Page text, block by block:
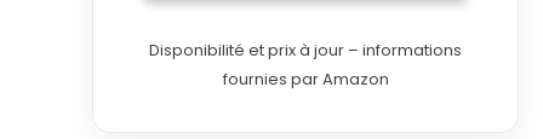
mousse lavable à la main
Disponibilité et prix à jour – informations
fournies par Amazon